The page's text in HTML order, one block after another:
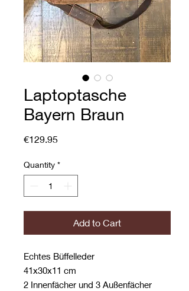
Laptoptasche
Bayern Braun
€129.95Price
Quantity *
Add to Cart
Echtes Büffelleder
41x30x11 cm
2 Innenfächer und 3 Außenfächer